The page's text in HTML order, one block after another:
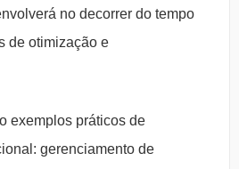
no decorrer do tempo
de otimização e
exemplos práticos de
gerenciamento de